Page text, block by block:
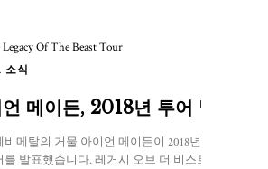
소식
메이든, 2018년 투어 발표
비메탈의 거물 아이언 메이든이 2018년 새로
를 발표했습니다. 레거시 오브 더 비스트 투어